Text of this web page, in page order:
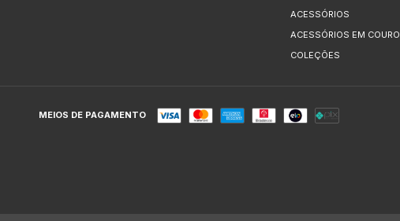
ACESSÓRIOS
ACESSÓRIOS EM COURO
COLEÇÕES
MEIOS DE PAGAMENTO